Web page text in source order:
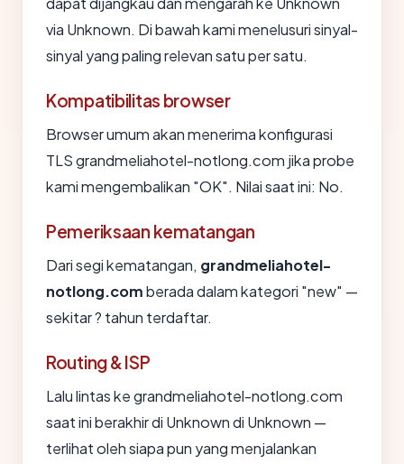
via Unknown. Di bawah kami menelusuri sinyal-
sinyal yang paling relevan satu per satu.
Kompatibilitas browser
Browser umum akan menerima konfigurasi
TLS grandmeliahotel-notlong.com jika probe
kami mengembalikan "OK". Nilai saat ini: No.
Pemeriksaan kematangan
Dari segi kematangan, grandmeliahotel-
notlong.comberada dalam kategori "new" —
sekitar ? tahun terdaftar.
Routing & ISP
Lalu lintas ke grandmeliahotel-notlong.com
saat ini berakhir di Unknown di Unknown —
terlihat oleh siapa pun yang menjalankan